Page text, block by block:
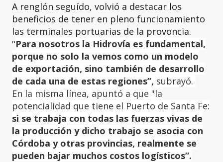
A renglón seguído, volvió a destacar los
beneficios de tener en pleno funcionamiento
las terminales portuarias de la provoncia.
"Para nosotros la Hidrovía es fundamental,
porque no solo la vemos como un modelo
de exportación, sino también de desarrollo
de cada una de estas regiones”, subrayó.
En la misma línea, apuntó a que "la
potencialidad que tiene el Puerto de Santa Fe:
si se trabaja con todas las fuerzas vivas de
la producción y dicho trabajo se asocia con
Córdoba y otras provincias, realmente se
pueden bajar muchos costos logísticos”.